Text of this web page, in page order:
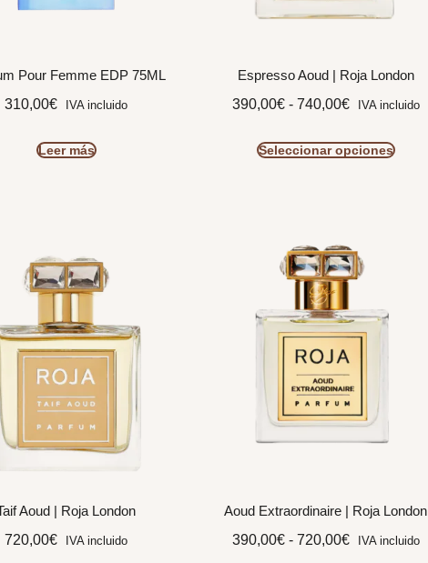
Pour Femme EDP 75ML
310,00€ IVA incluido
Leer más
Espresso Aoud | Roja London
390,00€ - 740,00€ IVA incluido
Seleccionar opciones
Aoud | Roja London
720,00€ IVA incluido
Aoud Extraordinaire | Roja London
390,00€ - 720,00€ IVA incluido